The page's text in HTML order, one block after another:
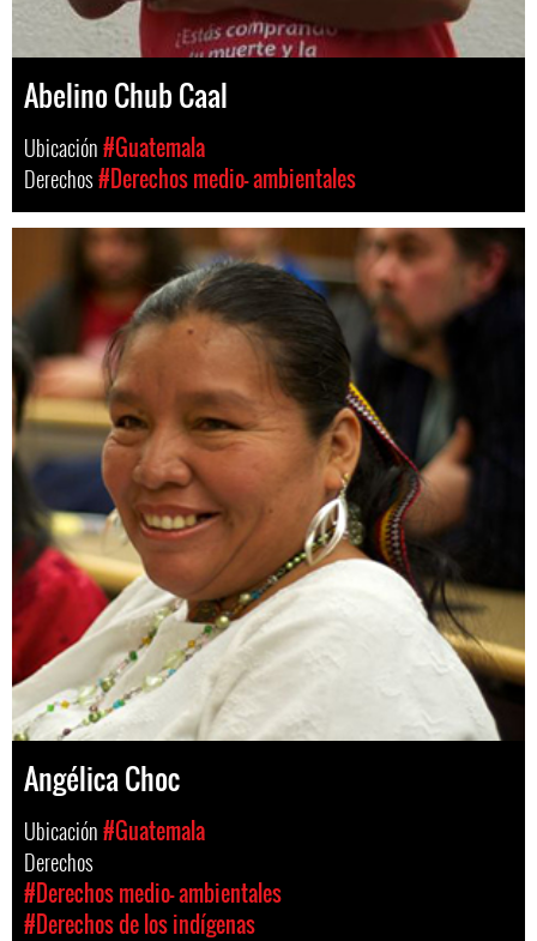
Abelino Chub Caal
Ubicación#Guatemala
Derechos#Derechos medio- ambientales
Angélica Choc
Ubicación#Guatemala
Derechos
#Derechos medio- ambientales
#Derechos de los indígenas